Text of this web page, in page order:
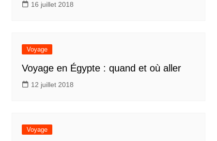
16 juillet 2018
Voyage
Voyage en Égypte : quand et où aller
12 juillet 2018
Voyage